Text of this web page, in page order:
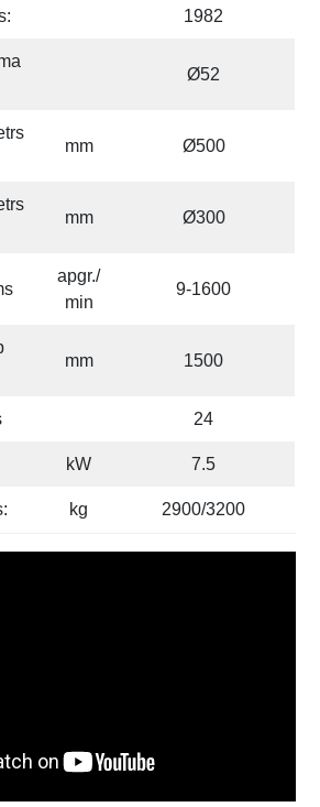
1982
Ø52
mm Ø500
mm Ø300
apgr./
min
9-1600
mm 1500
24
kW 7.5
kg 2900/3200